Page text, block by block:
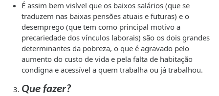
É assim bem visível que os baixos salários (que se
traduzem nas baixas pensões atuais e futuras) e o
desemprego (que tem como principal motivo a
precariedade dos vínculos laborais) são os dois grandes
determinantes da pobreza, o que é agravado pelo
aumento do custo de vida e pela falta de habitação
condigna e acessível a quem trabalha ou já trabalhou.
Que fazer?